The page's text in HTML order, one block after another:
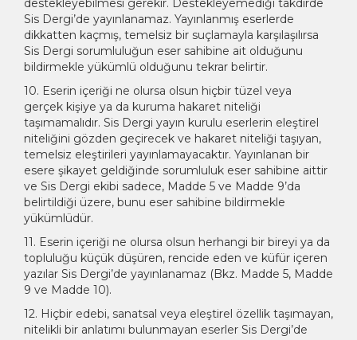
destekleyebilmesi gerekir. Destekleyemediği takdirde
Sis Dergi’de yayınlanamaz. Yayınlanmış eserlerde
dikkatten kaçmış, temelsiz bir suçlamayla karşılaşılırsa
Sis Dergi sorumluluğun eser sahibine ait olduğunu
bildirmekle yükümlü olduğunu tekrar belirtir.
10. Eserin içeriği ne olursa olsun hiçbir tüzel veya
gerçek kişiye ya da kuruma hakaret niteliği
taşımamalıdır. Sis Dergi yayın kurulu eserlerin eleştirel
niteliğini gözden geçirecek ve hakaret niteliği taşıyan,
temelsiz eleştirileri yayınlamayacaktır. Yayınlanan bir
esere şikayet geldiğinde sorumluluk eser sahibine aittir
ve Sis Dergi ekibi sadece, Madde 5 ve Madde 9’da
belirtildiği üzere, bunu eser sahibine bildirmekle
yükümlüdür.
11. Eserin içeriği ne olursa olsun herhangi bir bireyi ya da
topluluğu küçük düşüren, rencide eden ve küfür içeren
yazılar Sis Dergi’de yayınlanamaz (Bkz. Madde 5, Madde
9 ve Madde 10).
12. Hiçbir edebi, sanatsal veya eleştirel özellik taşımayan,
nitelikli bir anlatımı bulunmayan eserler Sis Dergi’de